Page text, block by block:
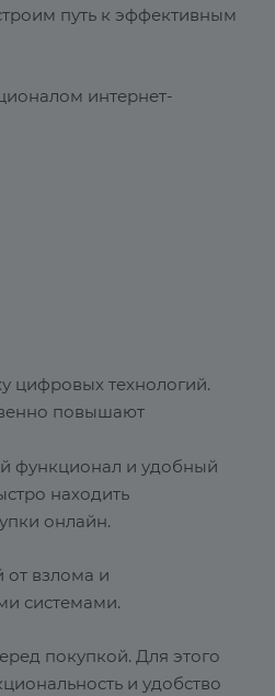
путь к эффективным
интернет-
цифровых технологий.
повышают
функционал и удобный
находить
онлайн.
от взлома и
системами.
покупкой. Для этого
и удобство